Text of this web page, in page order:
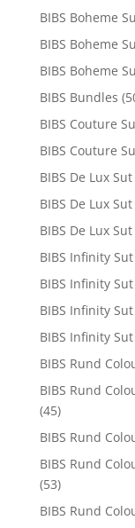
BIBS Boheme
BIBS Boheme
BIBS Boheme
BIBS Bundles
BIBS Couture
BIBS Couture
BIBS De Lux
BIBS De Lux
BIBS De Lux
BIBS Infinity
BIBS Infinity
BIBS Infinity
BIBS Infinity
BIBS Rund
BIBS Rund
(45)
BIBS Rund
BIBS Rund
(53)
BIBS Rund